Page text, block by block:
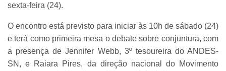
sexta-feira (24).
O encontro está previsto para iniciar às 10h de sábado (24)
e terá como primeira mesa o debate sobre conjuntura, com
a presença de Jennifer Webb, 3º tesoureira do ANDES-
SN, e Raiara Pires, da direção nacional do Movimento